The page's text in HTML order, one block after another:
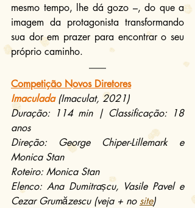
mesmo tempo, lhe dá gozo –, do que a
imagem da protagonista transformando
sua dor em prazer para encontrar o seu
próprio caminho.
Competição Novos Diretores
Imaculada (Imaculat, 2021)
Duração: 114 min | Classificação: 18
anos
Direção: George Chiper-Lillemark e
Monica Stan
Roteiro: Monica Stan
Elenco: Ana Dumitrașcu, Vasile Pavel e
Cezar Grumăzescu (veja + no site)